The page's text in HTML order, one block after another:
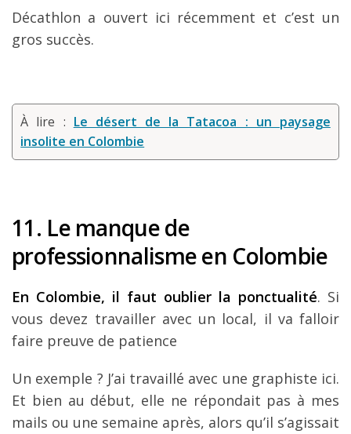
Décathlon a ouvert ici récemment et c’est un
gros succès.
À lire : Le désert de la Tatacoa : un paysage
insolite en Colombie
11. Le manque de
professionnalisme en Colombie
En Colombie, il faut oublier la ponctualité. Si
vous devez travailler avec un local, il va falloir
faire preuve de patience
Un exemple ? J’ai travaillé avec une graphiste ici.
Et bien au début, elle ne répondait pas à mes
mails ou une semaine après, alors qu’il s’agissait